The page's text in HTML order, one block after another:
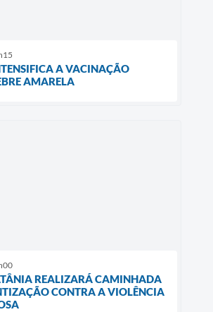
A VACINAÇÃO
AMARELA
REALIZARÁ CAMINHADA
CONTRA A VIOLÊNCIA